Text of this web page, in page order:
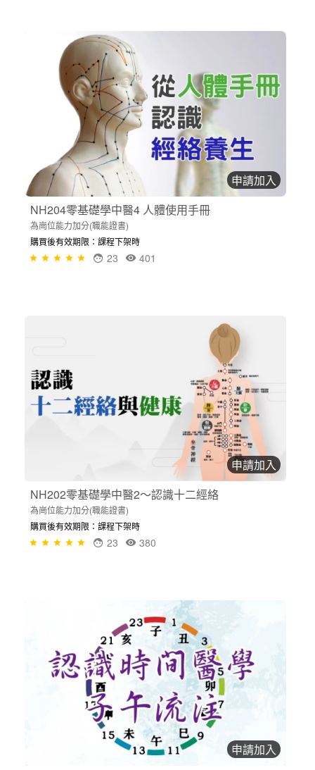
申請加入
NH204零基礎學中醫4 人體使用手冊
為崗位能力加分(職能證書)
購買後有效期限：課程下架時
401
23
申請加入
NH202零基礎學中醫2～認識十二經絡
為崗位能力加分(職能證書)
購買後有效期限：課程下架時
380
23
申請加入